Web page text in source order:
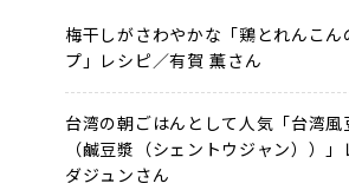
梅干しがさわやかな「鶏とれんこん
プ」レシピ／有賀 薫さん
台湾の朝ごはんとして人気「台湾風
（鹹豆漿（シェントウジャン））
ダジュンさん